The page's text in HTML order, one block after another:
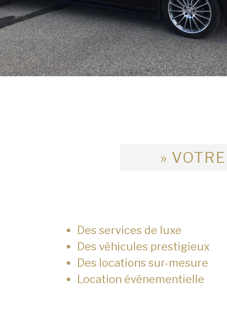
»
Des services de luxe
Des véhicules prestigieux
Des locations sur-mesure
Location événementielle